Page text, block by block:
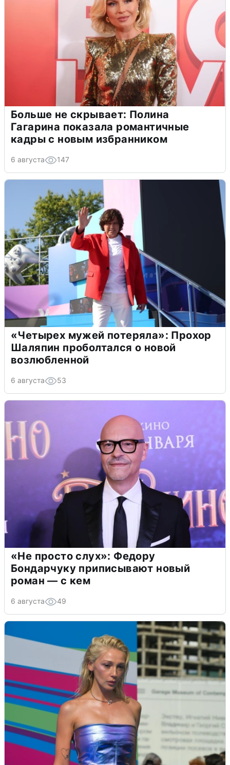
Больше не скрывает: Полина
Гагарина показала романтичные
кадры с новым избранником
6 августа 147
«Четырех мужей потеряла»: Прохор
Шаляпин проболтался о новой
возлюбленной
6 августа 53
«Не просто слух»: Федору
Бондарчуку приписывают новый
роман — с кем
6 августа 49